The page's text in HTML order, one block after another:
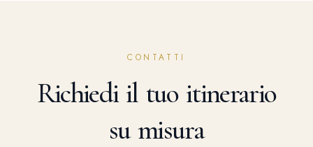
CONTATTI
Richiedi il tuo itinerario
su misura